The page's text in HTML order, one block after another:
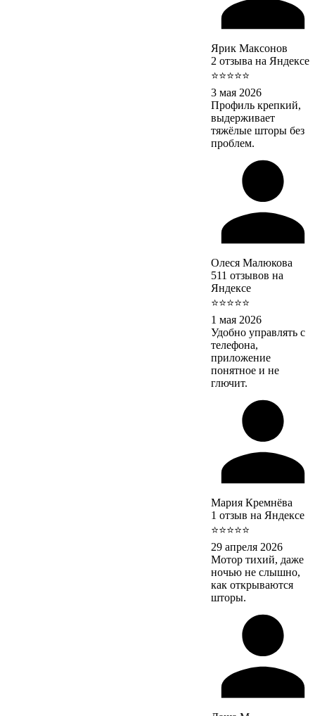
Ярик Максонов
2 отзыва на Яндексе
⭐⭐⭐⭐⭐
3 мая 2026
Профиль крепкий,
выдерживает
тяжёлые шторы без
проблем.
Олеся Малюкова
511 отзывов на
Яндексе
⭐⭐⭐⭐⭐
1 мая 2026
Удобно управлять с
телефона,
приложение
понятное и не
глючит.
Мария Кремнёва
1 отзыв на Яндексе
⭐⭐⭐⭐⭐
29 апреля 2026
Мотор тихий, даже
ночью не слышно,
как открываются
шторы.